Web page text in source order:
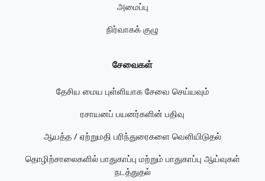
அமைப்பு
நிர்வாகக் குழு
சேவைகள்
தேசிய மைய புள்ளியாக சேவை செய்யவும்
ரசாயனப் பயனர்களின் பதிவு
ஆயத்த / ஏற்றுமதி பரிந்துரைகளை வெளியிடுதல்
தொழிற்சாலைகளில் பாதுகாப்பு மற்றும் பாதுகாப்பு ஆய்வுகள்
நடத்துதல்